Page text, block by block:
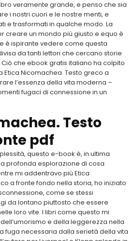
veramente grande, e penso che sia
i nostri cuori e le nostre menti, e
e trasformati in qualche modo. La
creare un mondo più giusto e equo è
è ispirante vedere come questa
da tanti lettori che cercano storie
che ebook gratis italiano ha colpito
Etica Nicomachea. Testo greco a
l’essenza della vita moderna –
fugaci di connessione in un
Testo
pdf
questo e-book è, in ultima
profonda esplorazione di cosa
mi addentravo più Etica
a fronte fondo nella storia, ho iniziato
come se stessi
da lontano piuttosto che essere
loro vite. I libri come questo mi
e della leggerezza nella
fuga necessaria dalla serietà della vita